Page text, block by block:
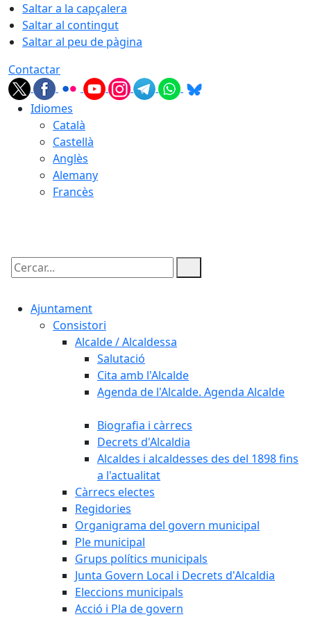
Saltar a la capçalera
Saltar al contingut
Saltar al peu de pàgina
Contactar
Idiomes
Català
Castellà
Anglès
Alemany
Francès
Cercar:
Ajuntament
Consistori
Alcalde / Alcaldessa
Salutació
Cita amb l'Alcalde
Agenda de l'Alcalde. Agenda Alcalde
Biografia i càrrecs
Decrets d'Alcaldia
Alcaldes i alcaldesses des del 1898 fins
a l'actualitat
Càrrecs electes
Regidories
Organigrama del govern municipal
Ple municipal
Grups polítics municipals
Junta Govern Local i Decrets d'Alcaldia
Eleccions municipals
Acció i Pla de govern